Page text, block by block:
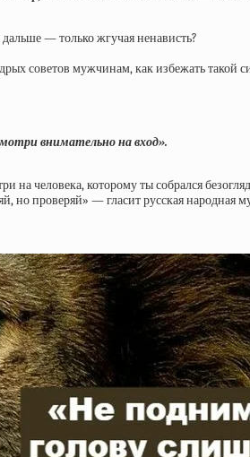
— только жгучая ненависть?
советов мужчинам, как избежать такой
внимательно на вход».
на человека, которому ты собрался
но проверяй» — гласит русская народная